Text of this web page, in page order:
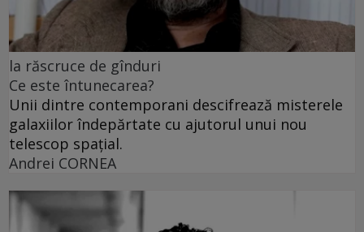
la răscruce de gînduri
Ce este întunecarea?
Unii dintre contemporani descifrează misterele
galaxiilor îndepărtate cu ajutorul unui nou
telescop spațial.
Andrei CORNEA